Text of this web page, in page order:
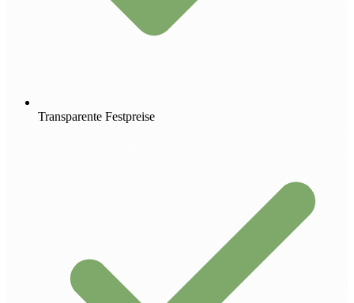
Transparente Festpreise